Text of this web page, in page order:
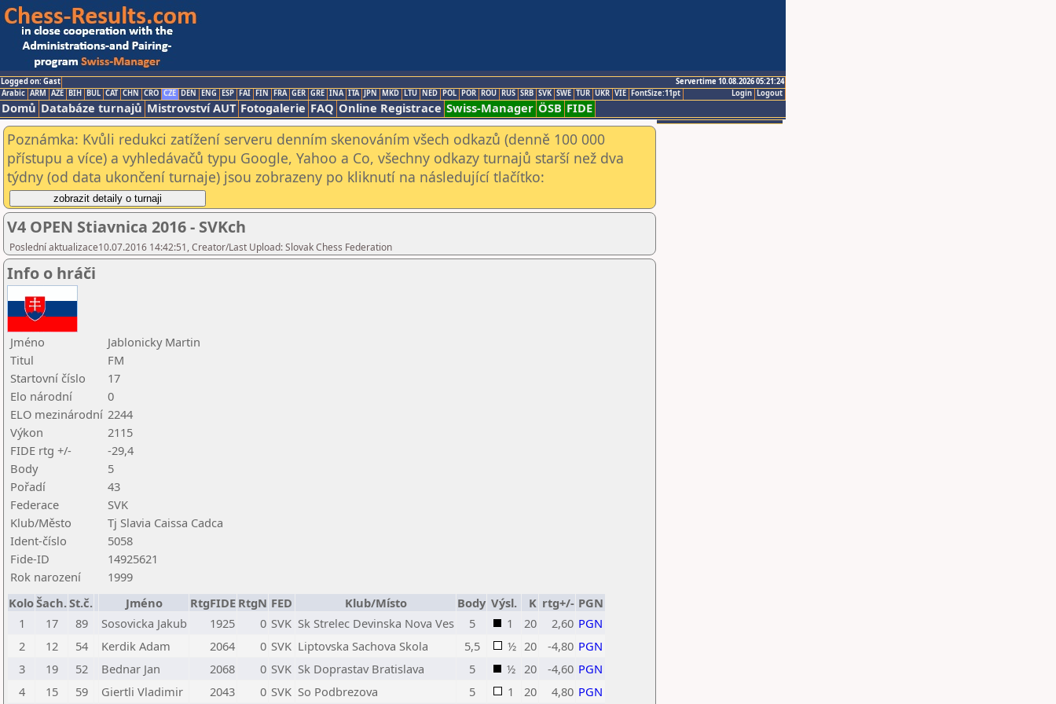
Logged on: Gast
Servertime 10.08.2026 05:21:24
Logout
Login
Arabic ARM AZE BIH BUL CAT CHN CRO CZE DEN ENG ESP FAI FIN FRA GER GRE INA ITA JPN MKD LTU NED POL POR ROU RUS SRB SVK SWE TUR UKR VIE FontSize:11pt
Domů Databáze turnajů Mistrovství AUT Fotogalerie FAQ Online Registrace Swiss-Manager ÖSB FIDE
Poznámka: Kvůli redukci zatížení serveru denním skenováním všech odkazů (denně 100 000
přístupu a více) a vyhledávačů typu Google, Yahoo a Co, všechny odkazy turnajů starší než dva
týdny (od data ukončení turnaje) jsou zobrazeny po kliknutí na následující tlačítko:
V4 OPEN Stiavnica 2016 - SVKch
Poslední aktualizace10.07.2016 14:42:51, Creator/Last Upload: Slovak Chess Federation
Info o hráči
Jméno
Jablonicky Martin
Titul
FM
Startovní číslo
17
Elo národní
0
ELO mezinárodní 2244
Výkon
2115
FIDE rtg +/-
-29,4
Body
5
Pořadí
43
Federace
SVK
Klub/Město
Tj Slavia Caissa Cadca
Ident-číslo
5058
Fide-ID
14925621
Rok narození
1999
KoloŠach.St.č. Jméno RtgFIDE RtgN FED Klub/Místo Body Výsl. K rtg+/- PGN
1
17 89 Sosovicka Jakub 1925 0 SVK Sk Strelec Devinska Nova Ves 5 1 20 2,60 PGN
2
12 54 Kerdik Adam 2064 0 SVK Liptovska Sachova Skola 5,5 ½ 20 -4,80 PGN
3
19 52 Bednar Jan 2068 0 SVK Sk Doprastav Bratislava 5 ½ 20 -4,60 PGN
4
15 59 Giertli Vladimir 2043 0 SVK So Podbrezova 5 1 20 4,80 PGN